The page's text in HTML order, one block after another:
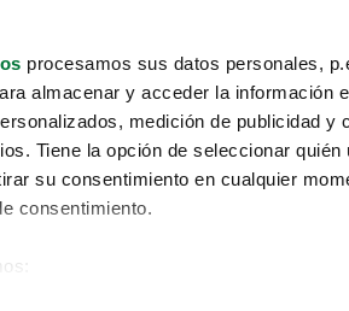
procesamos sus datos personales,
almacenar y acceder la información
medición de publicidad y
Tiene la opción de seleccionar
su consentimiento en cualquier
consentimiento.